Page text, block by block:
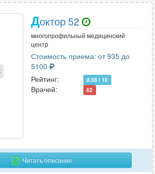
Доктор 52
многопрофильный медицинский
центр
Стоимость приема: от 935 до
5100
Рейтинг:
8.55/ 10
Врачей: 62
Читать описание